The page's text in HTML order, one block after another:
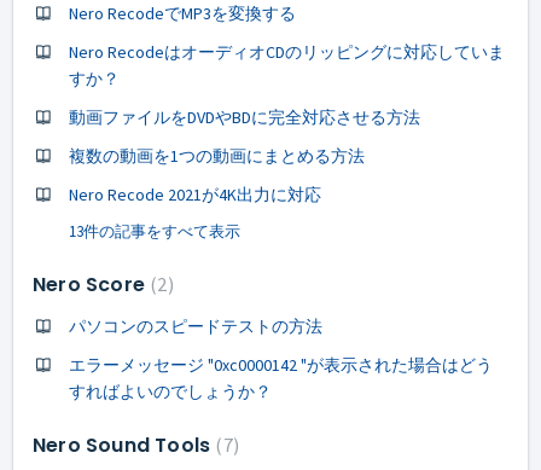
Nero RecodeでMP3を変換する
Nero RecodeはオーディオCDのリッピングに対応していま
すか？
動画ファイルをDVDやBDに完全対応させる方法
複数の動画を1つの動画にまとめる方法
Nero Recode 2021が4K出力に対応
13件の記事をすべて表示
Nero Score 2
パソコンのスピードテストの方法
エラーメッセージ "0xc0000142 "が表示された場合はどう
すればよいのでしょうか？
Nero Sound Tools 7